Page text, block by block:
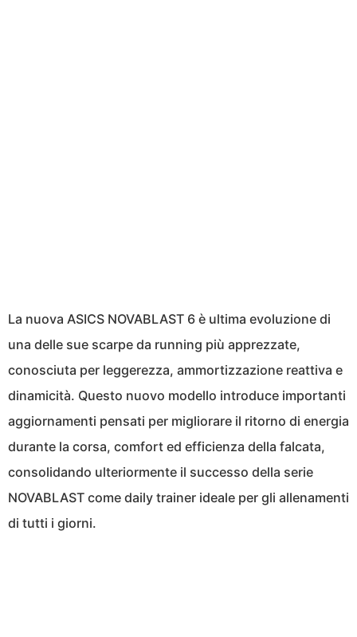
La nuova ASICS NOVABLAST 6 è ultima evoluzione di
una delle sue scarpe da running più apprezzate,
conosciuta per leggerezza, ammortizzazione reattiva e
dinamicità. Questo nuovo modello introduce importanti
aggiornamenti pensati per migliorare il ritorno di energia
durante la corsa, comfort ed efficienza della falcata,
consolidando ulteriormente il successo della serie
NOVABLAST come daily trainer ideale per gli allenamenti
di tutti i giorni.